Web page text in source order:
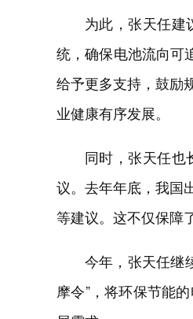
为此，张天任建
统，确保电池流向可
给予更多支持，鼓励
业健康有序发展。
同时，张天任也
议。去年年底，我国
等建议。这不仅保障
今年，张天任继
摩令”，将环保节能